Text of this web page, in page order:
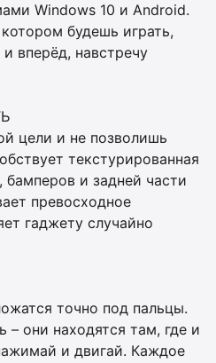
Windows 10 и Android.
будешь играть,
вперёд, навстречу
цели и не позволишь
текстурированная
бамперов и задней части
превосходное
гаджету случайно
точно под пальцы.
– они находятся там, где и
и двигай. Каждое